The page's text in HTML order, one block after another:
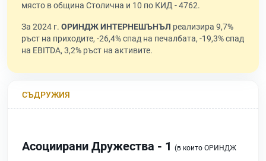
място в община Столична и 10 по КИД - 4762.
За 2024 г. ОРИНДЖ ИНТЕРНЕШЪНЪЛ реализира 9,7%
ръст на приходите, -26,4% спад на печалбата, -19,3% спад
на EBITDA, 3,2% ръст на активите.
СЪДРУЖИЯ
Асоциирани Дружества - 1 (в които ОРИНДЖ